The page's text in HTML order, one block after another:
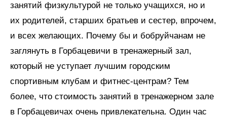
занятий физкультурой не только учащихся, но и
их родителей, старших братьев и сестер, впрочем,
и всех желающих. Почему бы и бобруйчанам не
заглянуть в Горбацевичи в тренажерный зал,
который не уступает лучшим городским
спортивным клубам и фитнес-центрам? Тем
более, что стоимость занятий в тренажерном зале
в Горбацевичах очень привлекательна. Один час